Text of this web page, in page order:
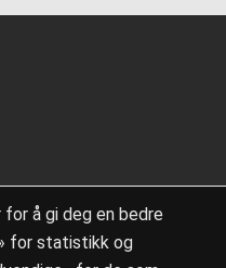
å gi deg en bedre
for statistikk og